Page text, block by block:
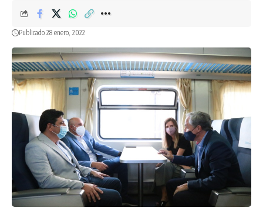
Publicado 28 enero, 2022